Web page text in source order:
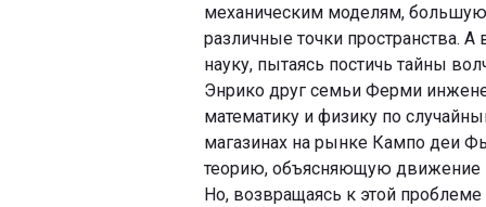
механическим моделям,
различные точки пространства.
науку, пытаясь постичь тайны
Энрико друг семьи Ферми
математику и физику по
магазинах на рынке Кампо деи
теорию, объясняющую движение
Но, возвращаясь к этой